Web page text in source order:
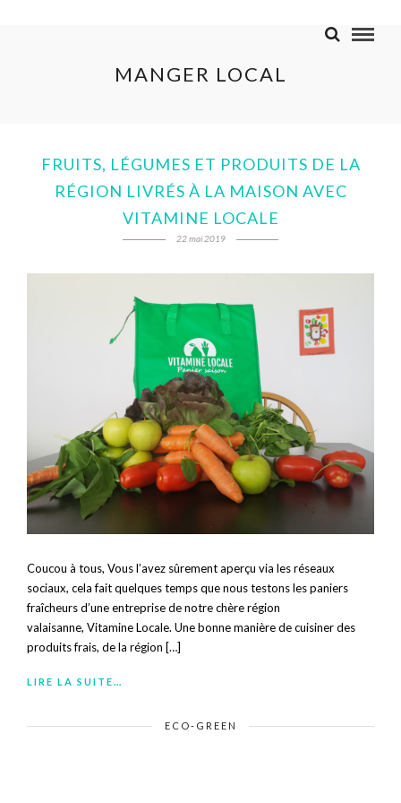
MANGER LOCAL
FRUITS, LÉGUMES ET PRODUITS DE LA
RÉGION LIVRÉS À LA MAISON AVEC
VITAMINE LOCALE
22 mai 2019
Coucou à tous, Vous l’avez sûrement aperçu via les réseaux
sociaux, cela fait quelques temps que nous testons les paniers
fraîcheurs d’une entreprise de notre chère région
valaisanne, Vitamine Locale. Une bonne manière de cuisiner des
produits frais, de la région […]
LIRE LA SUITE…
ECO-GREEN